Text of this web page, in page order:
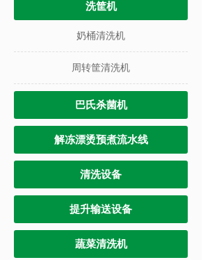
洗筐机
奶桶清洗机
周转筐清洗机
巴氏杀菌机
解冻漂烫预煮流水线
清洗设备
提升输送设备
蔬菜清洗机